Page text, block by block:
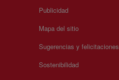
Publicidad
Mapa del sitio
Sugerencias y felicitaciones
Sostenibilidad